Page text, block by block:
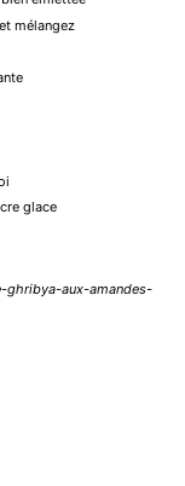
mélangez
glace
ghribya-aux-amandes-